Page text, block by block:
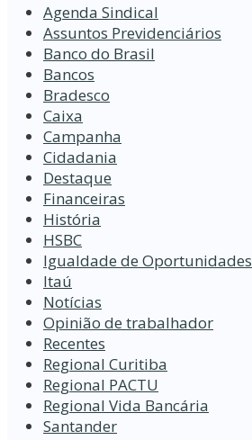
Agenda Sindical
Assuntos Previdenciários
Banco do Brasil
Bancos
Bradesco
Caixa
Campanha
Cidadania
Destaque
Financeiras
História
HSBC
Igualdade de Oportunidades
Itaú
Notícias
Opinião de trabalhador
Recentes
Regional Curitiba
Regional PACTU
Regional Vida Bancária
Santander